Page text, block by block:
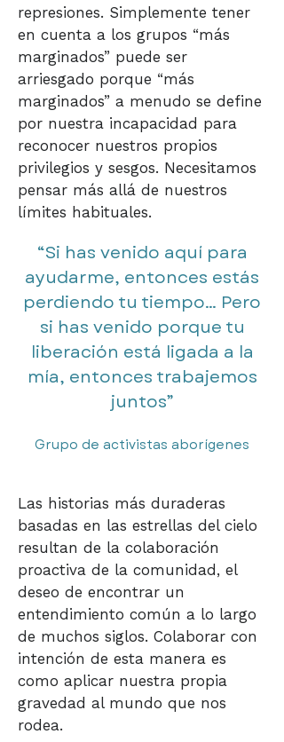
represiones. Simplemente tener
en cuenta a los grupos “más
marginados” puede ser
arriesgado porque “más
marginados” a menudo se define
por nuestra incapacidad para
reconocer nuestros propios
privilegios y sesgos. Necesitamos
pensar más allá de nuestros
límites habituales.
“Si has venido aquí para
ayudarme, entonces estás
perdiendo tu tiempo... Pero
si has venido porque tu
liberación está ligada a la
mía, entonces trabajemos
juntos”​​
Grupo de activistas aborígenes
Las historias más duraderas
basadas en las estrellas del cielo
resultan de la colaboración
proactiva de la comunidad, el
deseo de encontrar un
entendimiento común a lo largo
de muchos siglos. Colaborar con
intención de esta manera es
como aplicar nuestra propia
gravedad al mundo que nos
rodea.